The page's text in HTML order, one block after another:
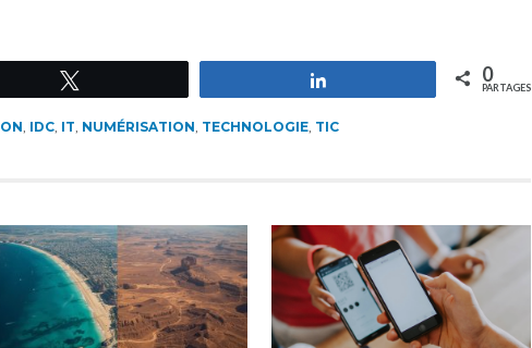
0
PARTAGES
, IDC, IT, NUMÉRISATION, TECHNOLOGIE, TIC